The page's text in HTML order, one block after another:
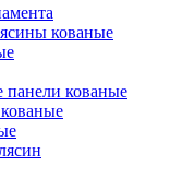
кованые
панели кованые